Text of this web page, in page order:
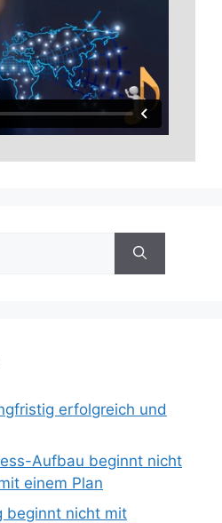
erfolgreich und
Aufbau beginnt nicht
einem Plan
beginnt nicht mit